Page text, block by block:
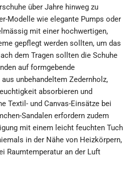
über Jahre hinweg zu
Modelle wie elegante Pumps oder
mit einer hochwertigen,
gepflegt werden sollten, um das
dem Tragen sollten die Schuhe
auf formgebende
unbehandeltem Zedernholz,
absorbieren und
Textil- und Canvas-Einsätze bei
Sandalen erfordern zudem
mit einem leicht feuchten Tuch
in der Nähe von Heizkörpern,
Raumtemperatur an der Luft